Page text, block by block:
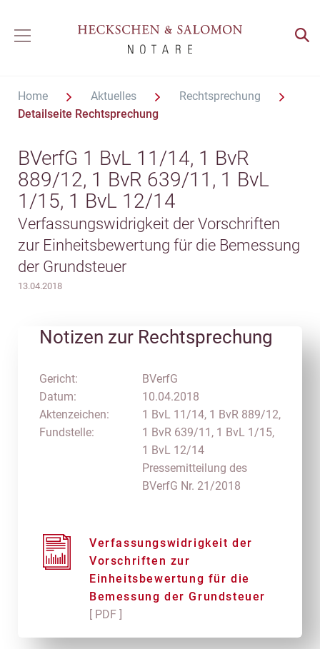
Home Aktuelles
Rechtsprechung
Detailseite Rechtsprechung
BVerfG 1 BvL 11/14, 1 BvR
889/12, 1 BvR 639/11, 1 BvL
1/15, 1 BvL 12/14
Verfassungswidrigkeit der Vorschriften
zur Einheitsbewertung für die Bemessung
der Grundsteuer
13.04.2018
Notizen zur Rechtsprechung
Gericht:
Datum:
Aktenzeichen:
Fundstelle:
BVerfG
10.04.2018
1 BvL 11/14, 1 BvR 889/12,
1 BvR 639/11, 1 BvL 1/15,
1 BvL 12/14
Pressemitteilung des
BVerfG Nr. 21/2018
Verfassungswidrigkeit der
Vorschriften zur
Einheitsbewertung für die
Bemessung der Grundsteuer
[ PDF ]